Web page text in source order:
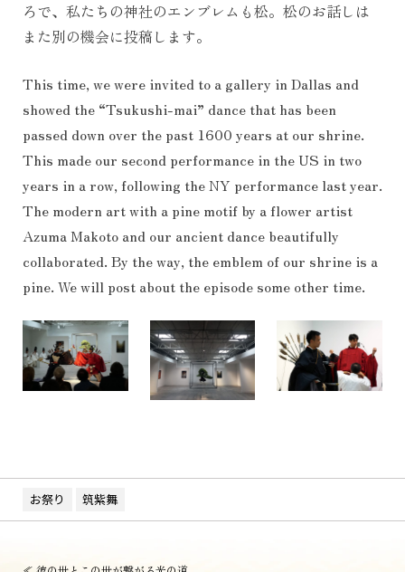
ろで、私たちの神社のエンブレムも松。松のお話しは
また別の機会に投稿します。
This time, we were invited to a gallery in Dallas and
showed the “Tsukushi-mai” dance that has been
passed down over the past 1600 years at our shrine.
This made our second performance in the US in two
years in a row, following the NY performance last year.
The modern art with a pine motif by a flower artist
Azuma Makoto and our ancient dance beautifully
collaborated. By the way, the emblem of our shrine is a
pine. We will post about the episode some other time.
お祭り 筑紫舞